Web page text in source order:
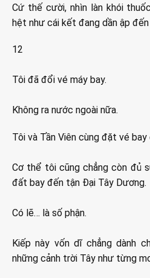
Cứ thế cười, nhìn làn khói
hệt như cái kết đang dần ập
12
Tôi đã đổi vé máy bay.
Không ra nước ngoài nữa.
Tôi và Tần Viên cùng đặt vé bay
Cơ thể tôi cũng chẳng còn đủ
đất bay đến tận Đại Tây Dương.
Có lẽ… là số phận.
Kiếp này vốn dĩ chẳng dành
những cảnh trời Tây như từng